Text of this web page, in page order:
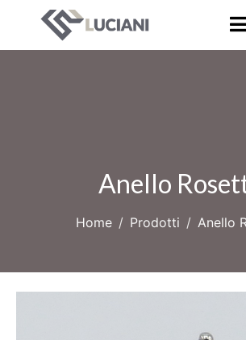
Anello
Home Prodotti Anello